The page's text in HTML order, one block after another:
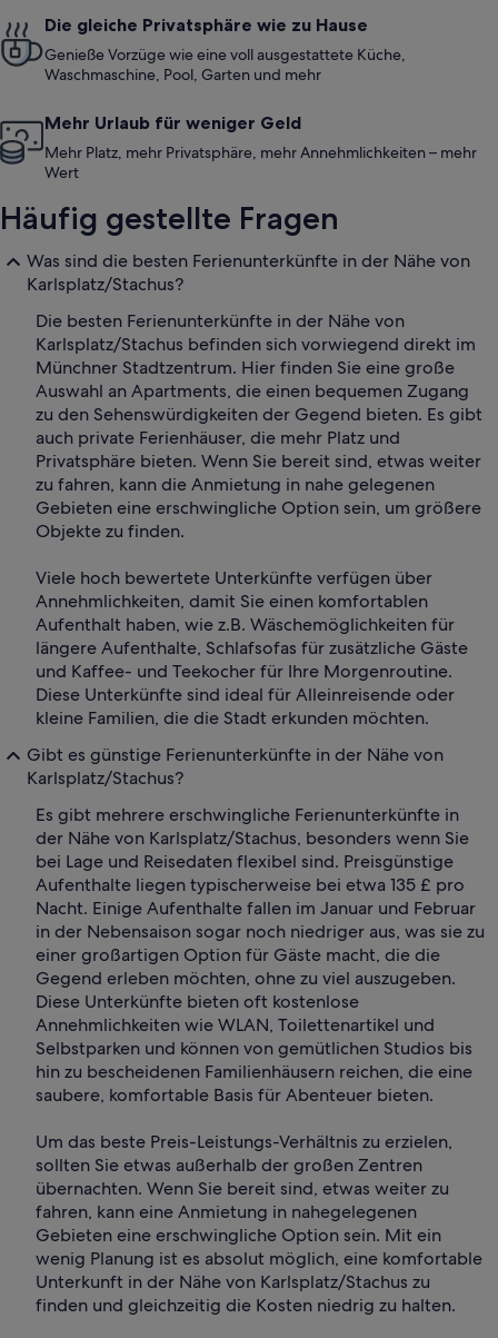
Die gleiche Privatsphäre wie zu Hause
Genieße Vorzüge wie eine voll ausgestattete Küche,
Waschmaschine, Pool, Garten und mehr
Mehr Urlaub für weniger Geld
Mehr Platz, mehr Privatsphäre, mehr Annehmlichkeiten – mehr
Wert
Häufig gestellte Fragen
Was sind die besten Ferienunterkünfte in der Nähe von
Karlsplatz/Stachus?
Die besten Ferienunterkünfte in der Nähe von
Karlsplatz/Stachus befinden sich vorwiegend direkt im
Münchner Stadtzentrum. Hier finden Sie eine große
Auswahl an Apartments, die einen bequemen Zugang
zu den Sehenswürdigkeiten der Gegend bieten. Es gibt
auch private Ferienhäuser, die mehr Platz und
Privatsphäre bieten. Wenn Sie bereit sind, etwas weiter
zu fahren, kann die Anmietung in nahe gelegenen
Gebieten eine erschwingliche Option sein, um größere
Objekte zu finden.
Viele hoch bewertete Unterkünfte verfügen über
Annehmlichkeiten, damit Sie einen komfortablen
Aufenthalt haben, wie z.B. Wäschemöglichkeiten für
längere Aufenthalte, Schlafsofas für zusätzliche Gäste
und Kaffee- und Teekocher für Ihre Morgenroutine.
Diese Unterkünfte sind ideal für Alleinreisende oder
kleine Familien, die die Stadt erkunden möchten.
Gibt es günstige Ferienunterkünfte in der Nähe von
Karlsplatz/Stachus?
Es gibt mehrere erschwingliche Ferienunterkünfte in
der Nähe von Karlsplatz/Stachus, besonders wenn Sie
bei Lage und Reisedaten flexibel sind. Preisgünstige
Aufenthalte liegen typischerweise bei etwa 135 £ pro
Nacht. Einige Aufenthalte fallen im Januar und Februar
in der Nebensaison sogar noch niedriger aus, was sie zu
einer großartigen Option für Gäste macht, die die
Gegend erleben möchten, ohne zu viel auszugeben.
Diese Unterkünfte bieten oft kostenlose
Annehmlichkeiten wie WLAN, Toilettenartikel und
Selbstparken und können von gemütlichen Studios bis
hin zu bescheidenen Familienhäusern reichen, die eine
saubere, komfortable Basis für Abenteuer bieten.
Um das beste Preis-Leistungs-Verhältnis zu erzielen,
sollten Sie etwas außerhalb der großen Zentren
übernachten. Wenn Sie bereit sind, etwas weiter zu
fahren, kann eine Anmietung in nahegelegenen
Gebieten eine erschwingliche Option sein. Mit ein
wenig Planung ist es absolut möglich, eine komfortable
Unterkunft in der Nähe von Karlsplatz/Stachus zu
finden und gleichzeitig die Kosten niedrig zu halten.